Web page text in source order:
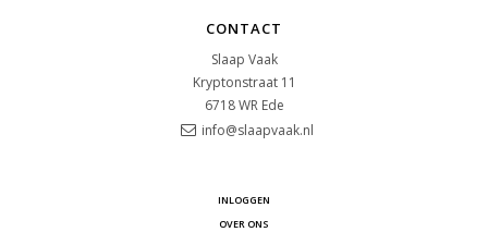
CONTACT
Slaap Vaak
Kryptonstraat 11
6718 WR Ede
info@slaapvaak.nl
INLOGGEN
OVER ONS